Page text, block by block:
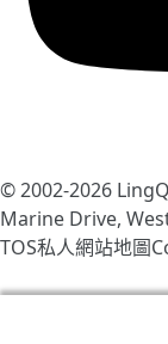
© 2002-2026
Marine Drive,
TOS私人網站地圖